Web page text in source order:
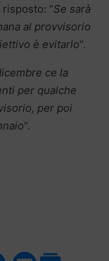
“Se sarà
al provvisorio
è evitarlo“.
ce la
per qualche
per poi
“.